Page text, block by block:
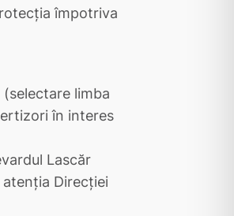
împotriva
limba
în interes
Lascăr
atenția Direcției